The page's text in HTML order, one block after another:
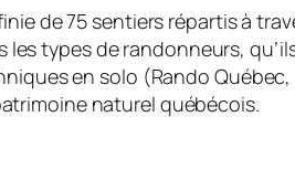
de 75 sentiers répartis à
les types de randonneurs,
en solo (Rando Québec,
naturel québécois.